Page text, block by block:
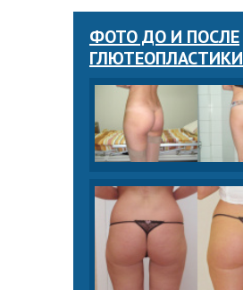
ФОТО ДО И ПОСЛЕ
ГЛЮТЕОПЛАСТИКИ